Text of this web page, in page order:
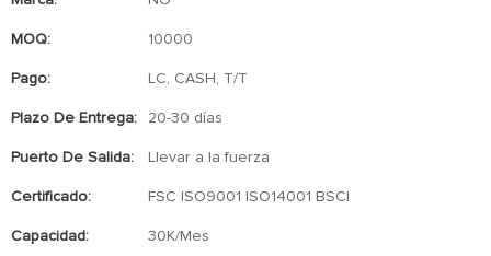
MOQ: 10000
Pago: LC, CASH, T/T
Plazo De Entrega: 20-30 días
Puerto De Salida: Llevar a la fuerza
Certificado: FSC ISO9001 ISO14001 BSCI
Capacidad: 30K/Mes